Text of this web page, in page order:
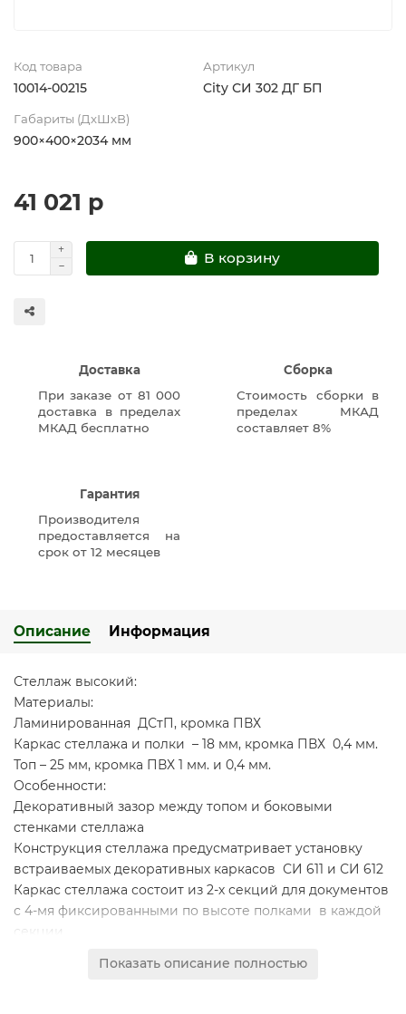
Код товара
10014-00215
Артикул
City СИ 302 ДГ БП
Габариты (ДхШхВ)
900×400×2034 мм
41 021 р
В корзину
Доставка
При заказе от 81 000
доставка в пределах
МКАД бесплатно
Сборка
Стоимость сборки в
пределах МКАД
составляет 8%
Гарантия
Производителя
предоставляется на
срок от 12 месяцев
Описание Информация
Стеллаж высокий:
Материалы:
Ламинированная ДСтП, кромка ПВХ
Каркас стеллажа и полки – 18 мм, кромка ПВХ 0,4 мм.
Топ – 25 мм, кромка ПВХ 1 мм. и 0,4 мм.
Особенности:
Декоративный зазор между топом и боковыми
стенками стеллажа
Конструкция стеллажа предусматривает установку
встраиваемых декоративных каркасов СИ 611 и СИ 612
Каркас стеллажа состоит из 2-х секций для документов
с 4-мя фиксированными по высоте полками в каждой
секции
стандартных папок CORONA высотой 320 мм
Показать описание полностью